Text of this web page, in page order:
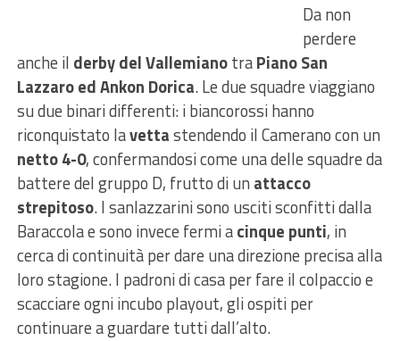
Da non
perdere
anche il derby del VallemianotraPiano San
Lazzaro ed Ankon Dorica. Le due squadre viaggiano
su due binari differenti: i biancorossi hanno
riconquistato lavettastendendo il Camerano con un
netto 4-0, confermandosi come una delle squadre da
battere del gruppo D, frutto di un attacco
strepitoso. I sanlazzarini sono usciti sconfitti dalla
Baraccola e sono invece fermi acinque punti, in
cerca di continuità per dare una direzione precisa alla
loro stagione. I padroni di casa per fare il colpaccio e
scacciare ogni incubo playout, gli ospiti per
continuare a guardare tutti dall’alto.